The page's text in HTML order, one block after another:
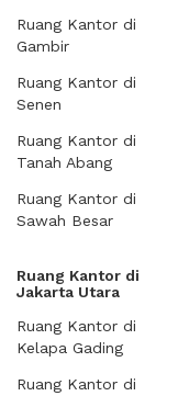
Ruang Kantor di
Gambir
Ruang Kantor di
Senen
Ruang Kantor di
Tanah Abang
Ruang Kantor di
Sawah Besar
Ruang Kantor di
Jakarta Utara
Ruang Kantor di
Kelapa Gading
Ruang Kantor di